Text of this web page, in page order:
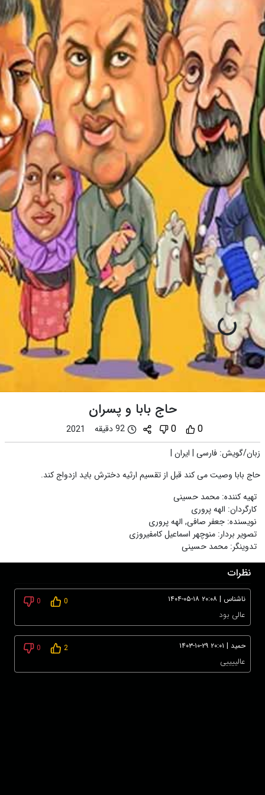
حاج بابا و پسران
0
0 92 دقیقه
2021
زبان/گویش: فارسی | ایران |
حاج بابا وصیت می کند قبل از تقسیم ارثیه دخترش باید ازدواج کند.
تهیه کننده: محمد حسینی
کارگردان: الهه پروری
نویسنده: جعفر صافی, الهه پروری
تصویر بردار: منوچهر اسماعیل کامفیروزی
تدوینگر: محمد حسینی
نظرات
ناشناس | ۱۴۰۴-۰۵-۱۸ ۲۰:۰۸ 0
0
عالی بود
حمید | ۱۴۰۳-۱۰-۲۹ ۲۰:۰۱ 2
0
عالییییی